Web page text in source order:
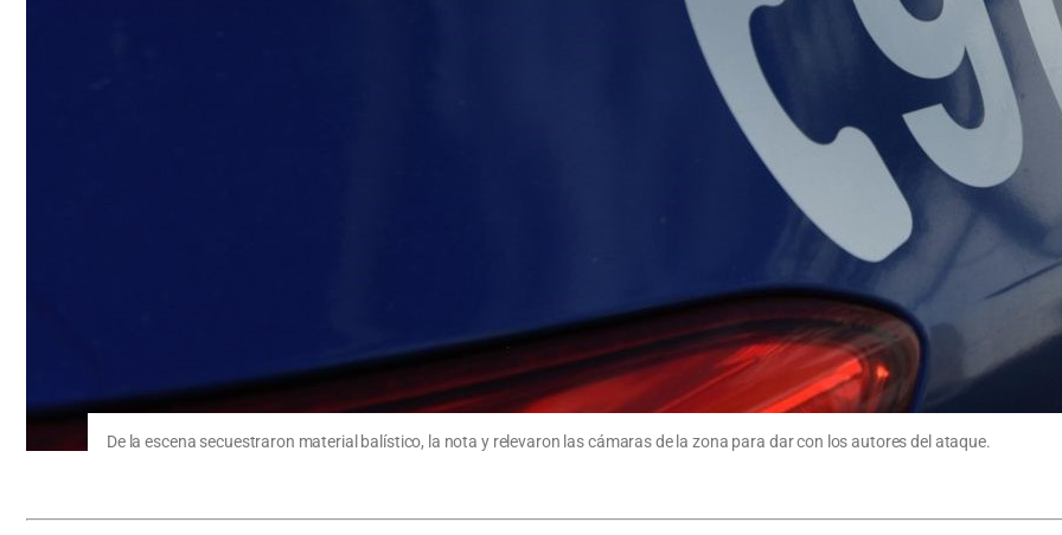
De la escena secuestraron material balístico, la nota y relevaron las cámaras de la zona para dar con los autores del ataque.